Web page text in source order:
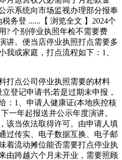
示系统向市场监视办理部分报奉
务登 ......【 浏览全文 】2024个
? 个别停业执照年检不需要费
讲。便当店停业执照打点需要多
我或家庭，打点流程如下：1、
点公司停业执照需要的材料
登记申请书;若是过期未申报，
：1、申请人健康证(本地疾控核
一年起报送并公示年度演讲。
该当依法取得许可。由申请人填
过传实、电子数据互换、电子邮
着流动摊位能否需要打点停业执
由跨越六个月未开业，需要照顾